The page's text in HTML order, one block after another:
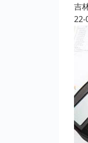
吉
22-